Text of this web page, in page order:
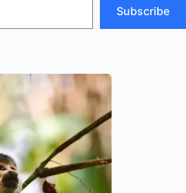
Subscribe